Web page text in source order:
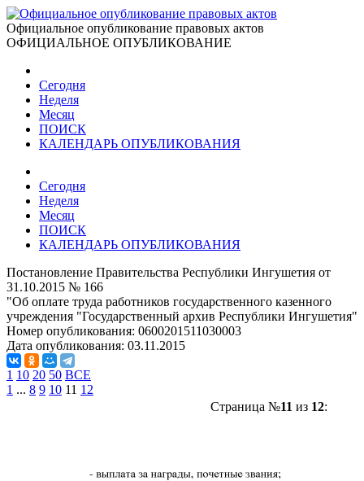
Официальное опубликование правовых актов
ОФИЦИАЛЬНОЕ ОПУБЛИКОВАНИЕ
Сегодня
Неделя
Месяц
ПОИСК
КАЛЕНДАРЬ ОПУБЛИКОВАНИЯ
Сегодня
Неделя
Месяц
ПОИСК
КАЛЕНДАРЬ ОПУБЛИКОВАНИЯ
Постановление Правительства Республики Ингушетия от
31.10.2015 № 166
"Об оплате труда работников государственного казенного
учреждения "Государственный архив Республики Ингушетия"
Номер опубликования: 0600201511030003
Дата опубликования: 03.11.2015
1 10 20 50 ВСЕ
1 ... 8 9 10 11 12
Страница №11 из 12: